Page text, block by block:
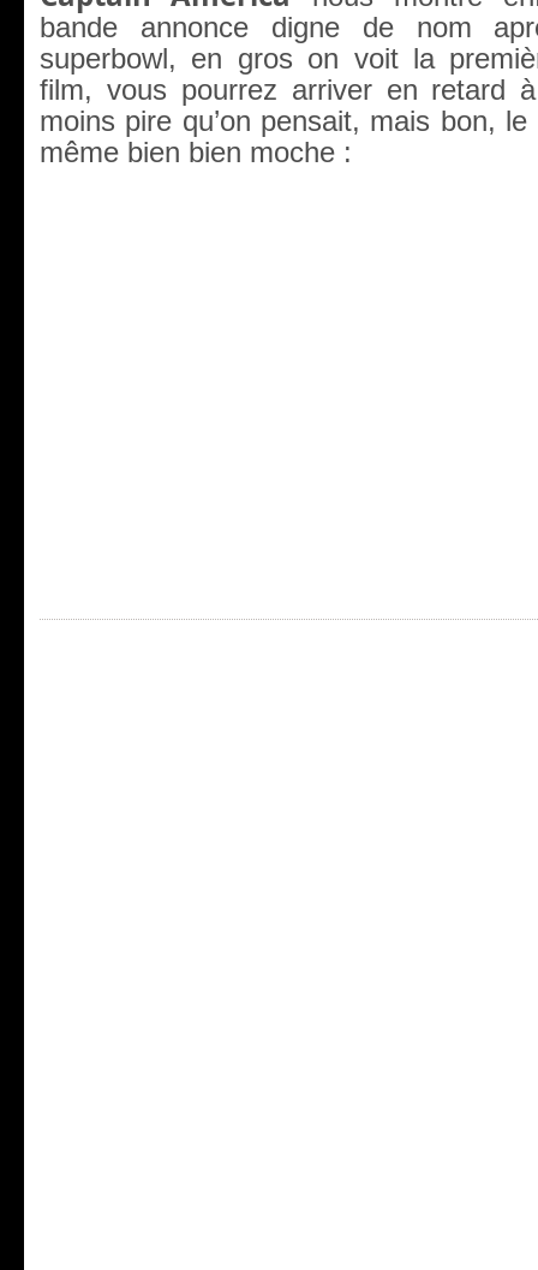
bande annonce digne de nom
superbowl, en gros on voit la
film, vous pourrez arriver en retard
moins pire qu’on pensait, mais bon,
même bien bien moche :